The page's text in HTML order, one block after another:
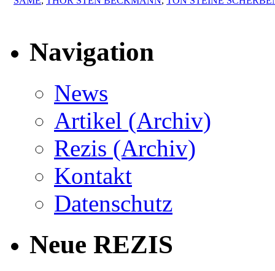
Navigation
News
Artikel (Archiv)
Rezis (Archiv)
Kontakt
Datenschutz
Neue REZIS